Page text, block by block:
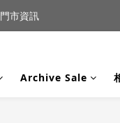
年度新品 Barcarolle 臺中
門市資訊
度新品 Barcarolle 臺中
Archive Sale